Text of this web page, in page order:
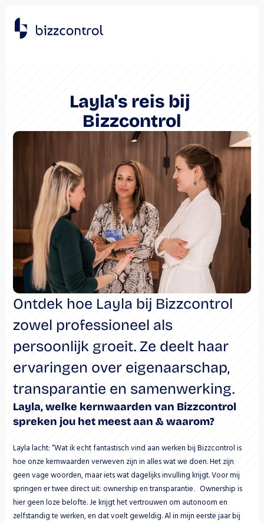
Layla's reis bij
Bizzcontrol
Ontdek hoe Layla bij Bizzcontrol
zowel professioneel als
persoonlijk groeit. Ze deelt haar
ervaringen over eigenaarschap,
transparantie en samenwerking.
Layla, welke kernwaarden van Bizzcontrol
spreken jou het meest aan & waarom?
Layla lacht: “Wat ik echt fantastisch vind aan werken bij Bizzcontrol is
hoe onze kernwaarden verweven zijn in alles wat we doen. Het zijn
geen vage woorden, maar iets wat dagelijks invulling krijgt. Voor mij
springen er twee direct uit: ownership en transparantie.   Ownership is
hier geen loze belofte. Je krijgt het vertrouwen om autonoom en
zelfstandig te werken, en dat voelt geweldig. Al in mijn eerste jaar bij